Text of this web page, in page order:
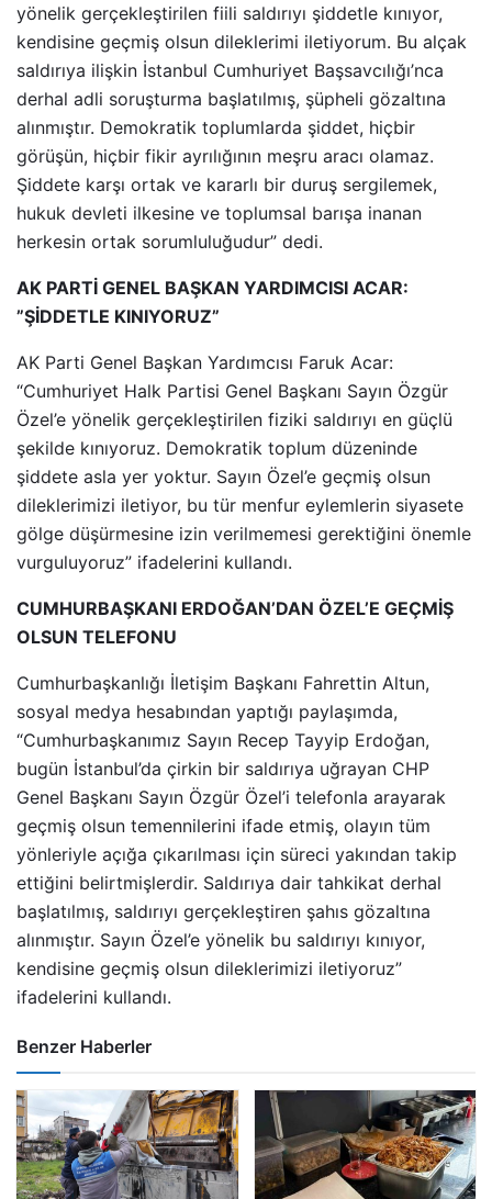
yönelik gerçekleştirilen fiili saldırıyı şiddetle kınıyor,
kendisine geçmiş olsun dileklerimi iletiyorum. Bu alçak
saldırıya ilişkin İstanbul Cumhuriyet Başsavcılığı’nca
derhal adli soruşturma başlatılmış, şüpheli gözaltına
alınmıştır. Demokratik toplumlarda şiddet, hiçbir
görüşün, hiçbir fikir ayrılığının meşru aracı olamaz.
Şiddete karşı ortak ve kararlı bir duruş sergilemek,
hukuk devleti ilkesine ve toplumsal barışa inanan
herkesin ortak sorumluluğudur” dedi.
AK PARTİ GENEL BAŞKAN YARDIMCISI ACAR:
”ŞİDDETLE KINIYORUZ”
AK Parti Genel Başkan Yardımcısı Faruk Acar:
“Cumhuriyet Halk Partisi Genel Başkanı Sayın Özgür
Özel’e yönelik gerçekleştirilen fiziki saldırıyı en güçlü
şekilde kınıyoruz. Demokratik toplum düzeninde
şiddete asla yer yoktur. Sayın Özel’e geçmiş olsun
dileklerimizi iletiyor, bu tür menfur eylemlerin siyasete
gölge düşürmesine izin verilmemesi gerektiğini önemle
vurguluyoruz” ifadelerini kullandı.
CUMHURBAŞKANI ERDOĞAN’DAN ÖZEL’E GEÇMİŞ
OLSUN TELEFONU
Cumhurbaşkanlığı İletişim Başkanı Fahrettin Altun,
sosyal medya hesabından yaptığı paylaşımda,
“Cumhurbaşkanımız Sayın Recep Tayyip Erdoğan,
bugün İstanbul’da çirkin bir saldırıya uğrayan CHP
Genel Başkanı Sayın Özgür Özel’i telefonla arayarak
geçmiş olsun temennilerini ifade etmiş, olayın tüm
yönleriyle açığa çıkarılması için süreci yakından takip
ettiğini belirtmişlerdir. Saldırıya dair tahkikat derhal
başlatılmış, saldırıyı gerçekleştiren şahıs gözaltına
alınmıştır. Sayın Özel’e yönelik bu saldırıyı kınıyor,
kendisine geçmiş olsun dileklerimizi iletiyoruz”
ifadelerini kullandı.
Benzer Haberler